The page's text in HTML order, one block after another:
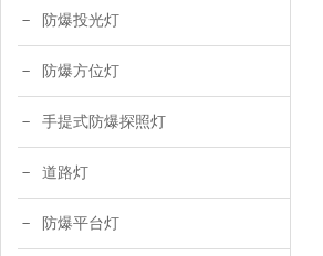
防爆投光灯
防爆方位灯
手提式防爆探照灯
道路灯
防爆平台灯